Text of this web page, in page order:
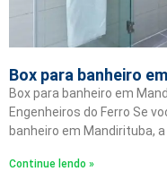
Box para banheiro
Box para banheiro em
Engenheiros do Ferro Se
banheiro em Mandirituba, a
Continue lendo »